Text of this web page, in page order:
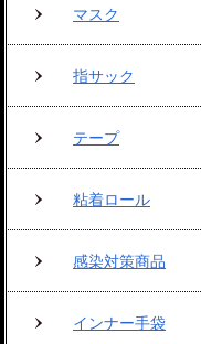
マスク
指サック
テープ
粘着ロール
感染対策商品
インナー手袋